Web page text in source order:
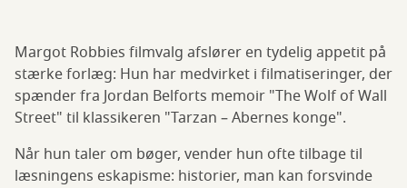
Margot Robbies filmvalg afslører en tydelig appetit på
stærke forlæg: Hun har medvirket i filmatiseringer, der
spænder fra Jordan Belforts memoir "The Wolf of Wall
Street" til klassikeren "Tarzan – Abernes konge".
Når hun taler om bøger, vender hun ofte tilbage til
læsningens eskapisme: historier, man kan forsvinde